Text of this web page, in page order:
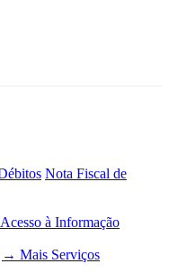
Nota Fiscal de
Acesso à Informação
→ Mais Serviços